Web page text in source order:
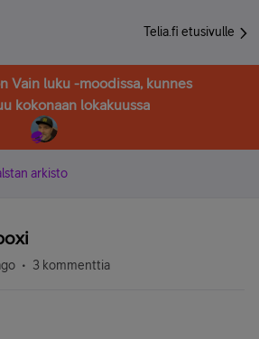
Telia.fi etusivulle
Vain luku -moodissa, kunnes
kokonaan lokakuussa
arkisto
3 kommenttia